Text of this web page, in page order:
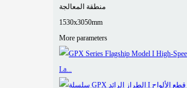
منطقة المعالجة
1530x3050mm
More parameters